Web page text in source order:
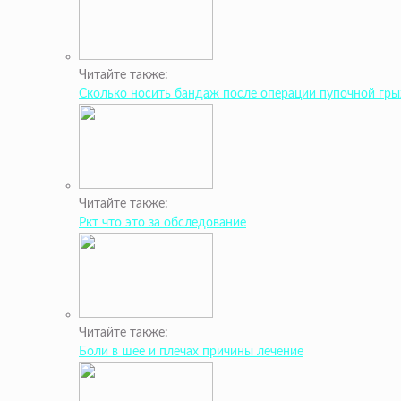
Читайте также:
Сколько носить бандаж после операции пупочной
Читайте также:
Ркт что это за обследование
Читайте также:
Боли в шее и плечах причины лечение